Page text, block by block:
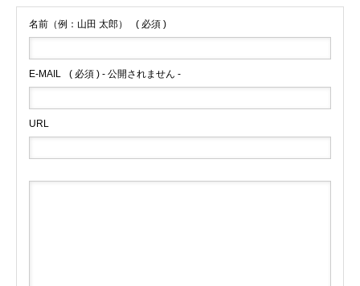
名前（例：山田 太郎） ( 必須 )
E-MAIL ( 必須 ) - 公開されません -
URL